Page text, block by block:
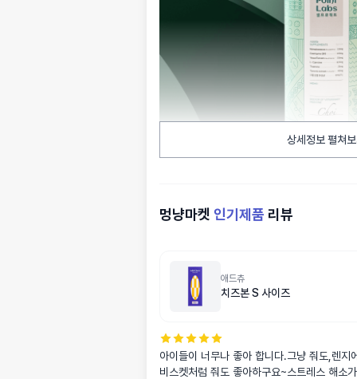
상세정보 펼쳐
멍냥마켓 인기제품 리뷰
애드츄
치즈본 S 사이즈
아이들이 너무나 좋아 합니다.그냥 줘도,렌지
비스켓처럼 줘도 좋아하구요~스트레스 해소